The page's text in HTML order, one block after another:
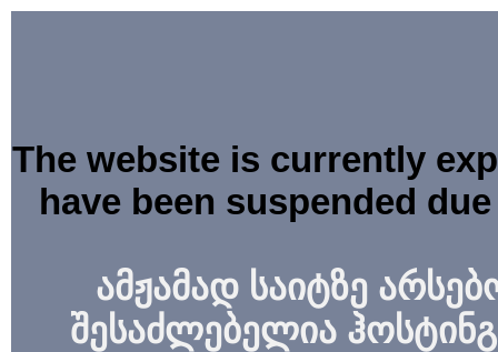
The website is currently
have been suspended
ამჟამად საიტზე
შესაძლებელია